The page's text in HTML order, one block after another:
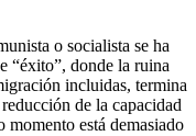
o socialista se ha
“éxito”, donde la ruina
incluidas, termina
de la capacidad
momento está demasiado